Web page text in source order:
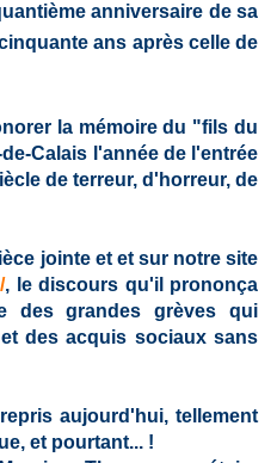
anniversaire de sa
ans après celle de
la mémoire du "fils du
Calais l'année de l'entrée
de terreur, d'horreur, de
jointe et et sur notre site
, le discours qu'il prononça
des grandes grèves qui
des acquis sociaux sans
aujourd'hui, tellement
et pourtant... !